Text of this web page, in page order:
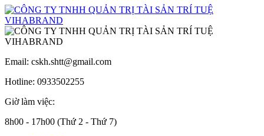
Email: cskh.shtt@gmail.com
Hotline: 0933502255
Giờ làm việc:
8h00 - 17h00 (Thứ 2 - Thứ 7)